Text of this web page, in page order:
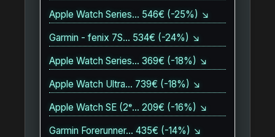
Apple Watch Series… 546€ (-25%) ↘
Garmin - fenix 7S… 534€ (-24%) ↘
Apple Watch Series… 369€ (-18%) ↘
Apple Watch Ultra… 739€ (-18%) ↘
Apple Watch SE (2ᵉ… 209€ (-16%) ↘
Garmin Forerunner… 435€ (-14%) ↘